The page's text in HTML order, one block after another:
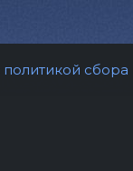
политикой